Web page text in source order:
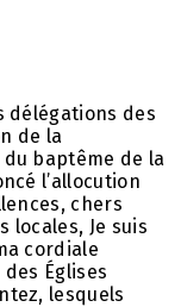
délégations des
de la
baptême de la
l’allocution
chers
locales, Je suis
cordiale
Églises
lesquels